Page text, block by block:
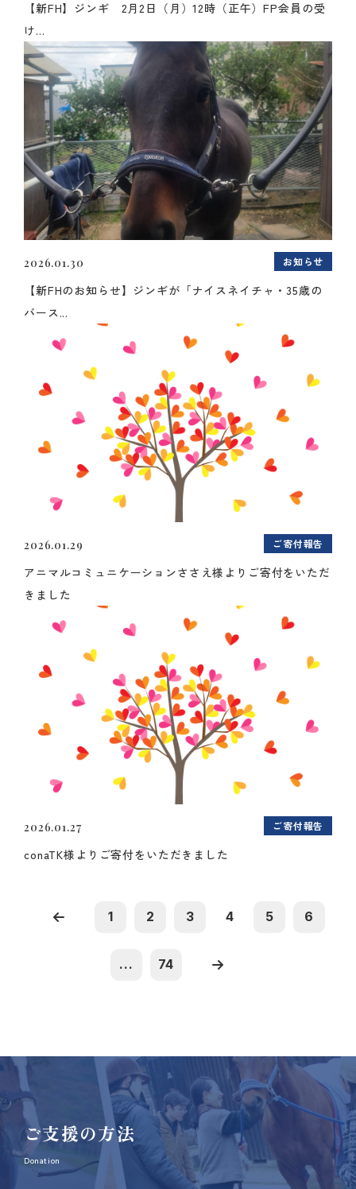
【新FH】ジンギ 2月2日（月）12時（正午）FP会員の受
け...
2026.01.30 お知らせ
【新FHのお知らせ】ジンギが「ナイスネイチャ・35歳の
バース...
2026.01.29 ご寄付報告
アニマルコミュニケーションささえ様よりご寄付をいただ
きました
2026.01.27 ご寄付報告
conaTK様よりご寄付をいただきました
1 2 3 4 5 6
... 74
ご支援の方法
Donation